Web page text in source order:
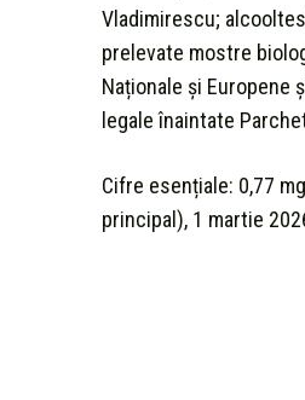
Vladimirescu;
prelevate mostre
Naționale și Europene
legale înaintate
Cifre esențiale: 0,77
principal), 1 martie